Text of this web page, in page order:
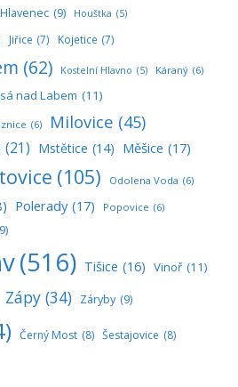
Hlavenec (9) Houštka (5)
Jiřice (7) Kojetice (7)
(62) Kostelní Hlavno (5) Káraný (6)
nad Labem (11)
(6) Milovice (45)
(21) Mstětice (14) Měšice (17)
(105) Odolena Voda (6)
Polerady (17) Popovice (6)
(516) Tišice (16) Vinoř (11)
Zápy (34) Záryby (9)
Černý Most (8) Šestajovice (8)